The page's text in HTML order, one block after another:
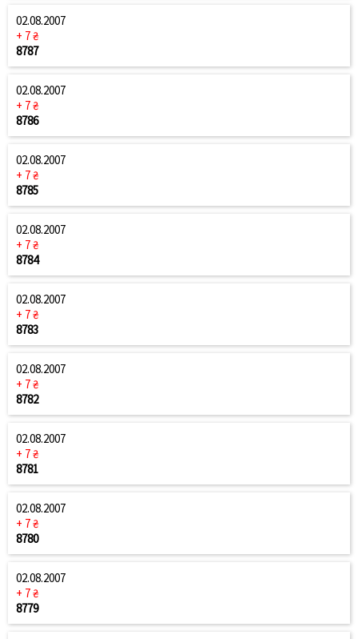
02.08.2007
+ 7 ₴
8787
02.08.2007
+ 7 ₴
8786
02.08.2007
+ 7 ₴
8785
02.08.2007
+ 7 ₴
8784
02.08.2007
+ 7 ₴
8783
02.08.2007
+ 7 ₴
8782
02.08.2007
+ 7 ₴
8781
02.08.2007
+ 7 ₴
8780
02.08.2007
+ 7 ₴
8779